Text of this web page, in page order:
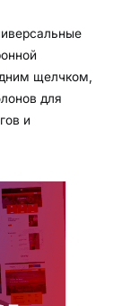
щелчком,
для
и